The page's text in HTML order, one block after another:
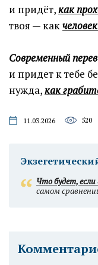
и придёт,как
твоя — как
Современный
и придет к тебе
нужда,как
11.03.2026 520
Что будет,
самом